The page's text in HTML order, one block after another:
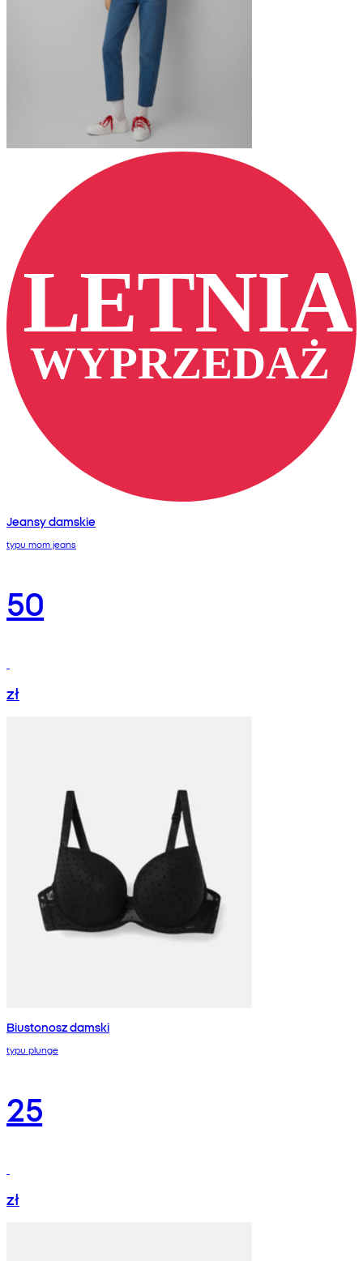
Jeansy damskie
typu mom jeans
50
zł
Biustonosz damski
typu plunge
25
zł